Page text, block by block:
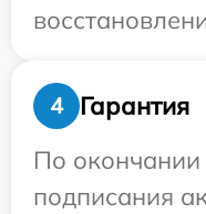
4
Гарантия
По
подписания